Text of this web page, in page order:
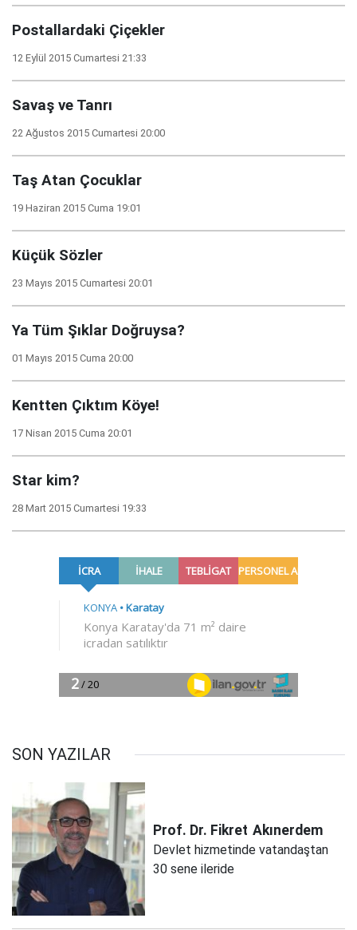
Postallardaki Çiçekler
12 Eylül 2015 Cumartesi 21:33
Savaş ve Tanrı
22 Ağustos 2015 Cumartesi 20:00
Taş Atan Çocuklar
19 Haziran 2015 Cuma 19:01
Küçük Sözler
23 Mayıs 2015 Cumartesi 20:01
Ya Tüm Şıklar Doğruysa?
01 Mayıs 2015 Cuma 20:00
Kentten Çıktım Köye!
17 Nisan 2015 Cuma 20:01
Star kim?
28 Mart 2015 Cumartesi 19:33
SON YAZILAR
Prof. Dr. Fikret Akınerdem
Devlet hizmetinde vatandaştan
30 sene ileride